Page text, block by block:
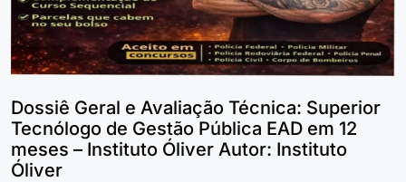
Dossiê Geral e Avaliação Técnica: Superior
Tecnólogo de Gestão Pública EAD em 12
meses – Instituto Óliver Autor: Instituto
Óliver